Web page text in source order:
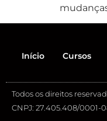
Início Cursos
Todos os direitos
CNPJ: 27.405.408/0001-